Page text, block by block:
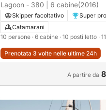
Lagoon - 380 | 6 cabine(2016)
Skipper facoltativo
Super
Catamarani
10 persone · 6 cabine · 10 posti letto ·
Prenotata 3 volte nelle ultime 24h
A partire da